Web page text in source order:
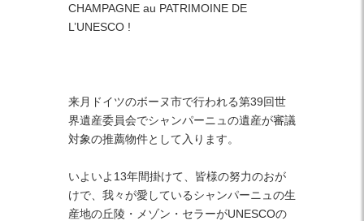
CHAMPAGNE au PATRIMOINE DE
L’UNESCO !
来月ドイツのボーヌ市で行われる第39回世
界遺産委員会でシャンパーニュの遺産が審議
対象の推薦物件として入ります。
いよいよ13年間掛けて、皆様の努力のおが
けで、我々が愛しているシャンパーニュの生
産地の丘陵・メゾン・セラーがUNESCOの